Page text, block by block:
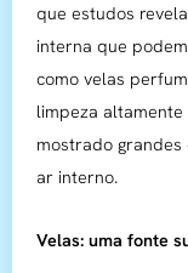
que estudos
interna que
como velas
limpeza
mostrado
ar interno.
Velas: uma fonte